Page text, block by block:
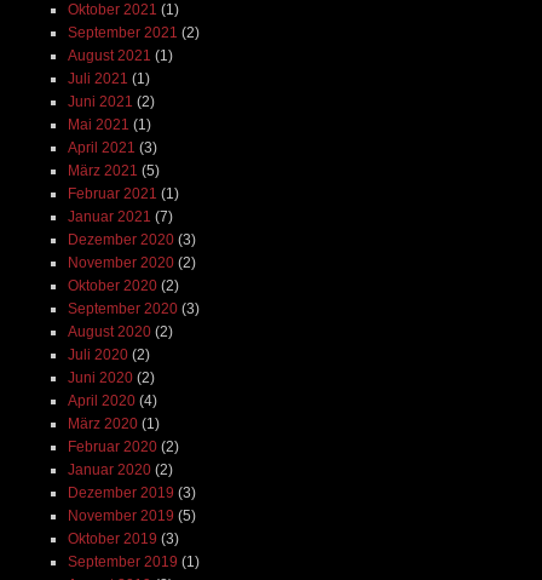
Oktober 2021 (1)
September 2021 (2)
August 2021 (1)
Juli 2021 (1)
Juni 2021 (2)
Mai 2021 (1)
April 2021 (3)
März 2021 (5)
Februar 2021 (1)
Januar 2021 (7)
Dezember 2020(3)
November 2020(2)
Oktober 2020(2)
September 2020(3)
August 2020(2)
Juli 2020(2)
Juni 2020(2)
April 2020(4)
März 2020(1)
Februar 2020(2)
Januar 2020(2)
Dezember 2019 (3)
November 2019 (5)
Oktober 2019 (3)
September 2019 (1)